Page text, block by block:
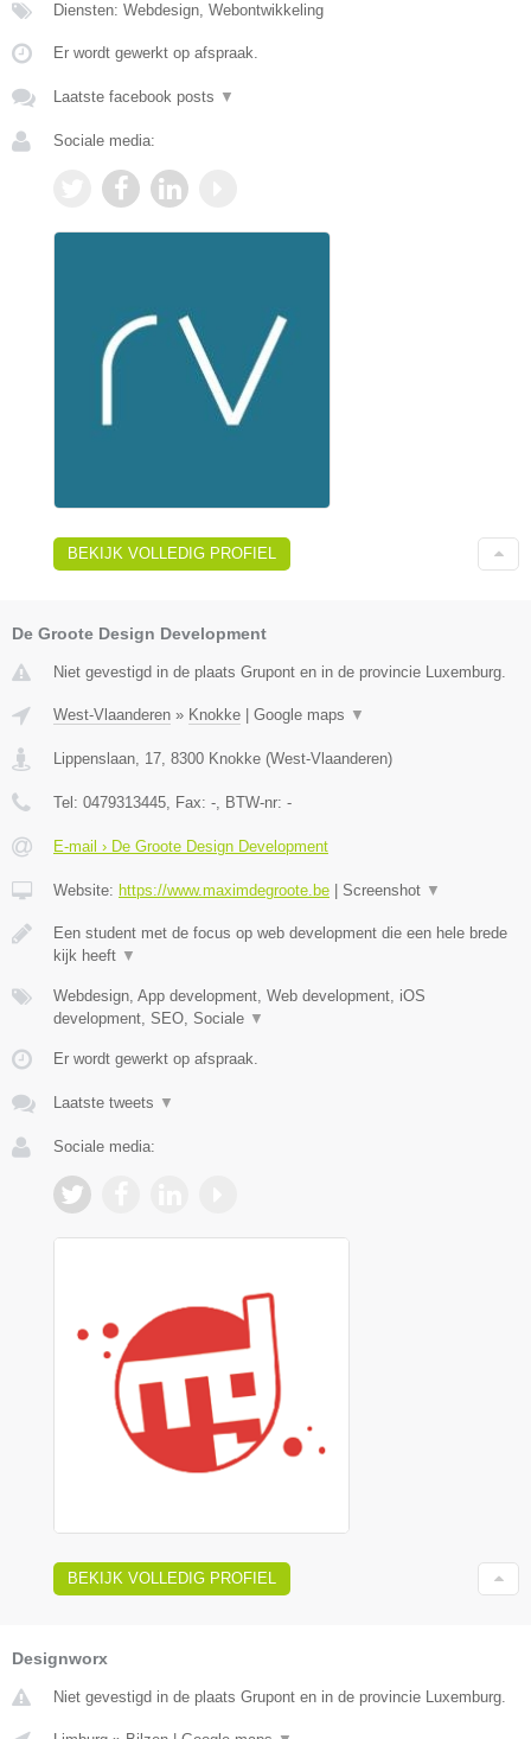
Diensten: Webdesign, Webontwikkeling
Er wordt gewerkt op afspraak.
Laatste facebook posts ▼
Sociale media:
BEKIJK VOLLEDIG PROFIEL
De Groote Design Development
Niet gevestigd in de plaats Grupont en in de provincie Luxemburg.
West-Vlaanderen » Knokke Google maps ▼
Lippenslaan, 17, 8300 Knokke (West-Vlaanderen)
Tel: 0479313445, Fax: -, BTW-nr: -
E-mail › De Groote Design Development
Website: https://www.maximdegroote.be Screenshot ▼
Een student met de focus op web development die een hele brede
kijk heeft ▼
Webdesign, App development, Web development, iOS
development, SEO, Sociale ▼
Er wordt gewerkt op afspraak.
Laatste tweets ▼
Sociale media:
BEKIJK VOLLEDIG PROFIEL
Designworx
Niet gevestigd in de plaats Grupont en in de provincie Luxemburg.